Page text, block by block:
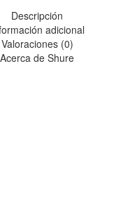
Descripción
adicional
Valoraciones (0)
Acerca de Shure